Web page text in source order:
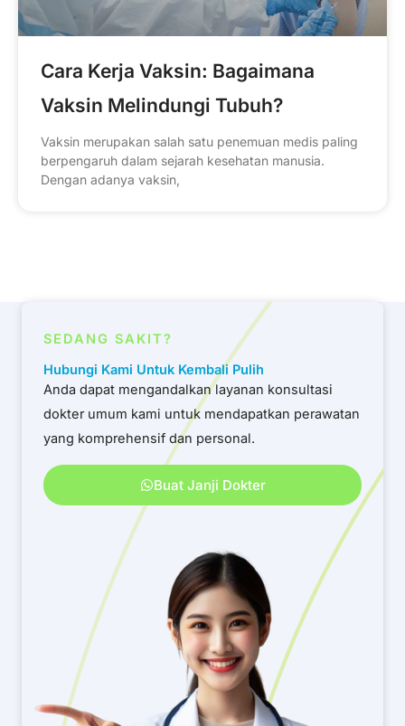
Cara Kerja Vaksin: Bagaimana
Vaksin Melindungi Tubuh?
Vaksin merupakan salah satu penemuan medis paling
berpengaruh dalam sejarah kesehatan manusia.
Dengan adanya vaksin,
SEDANG SAKIT?
Hubungi Kami Untuk Kembali Pulih
Anda dapat mengandalkan layanan konsultasi
dokter umum kami untuk mendapatkan perawatan
yang komprehensif dan personal.
Buat Janji Dokter